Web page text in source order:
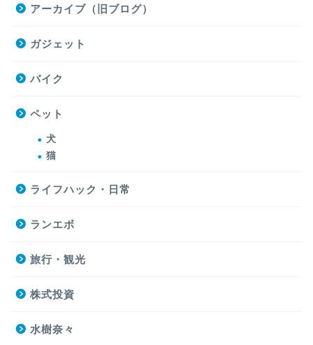
アーカイブ（旧ブログ）
ガジェット
バイク
ペット
犬
猫
ライフハック・日常
ランエボ
旅行・観光
株式投資
水樹奈々